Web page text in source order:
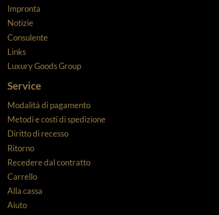
Impronta
Notizie
Consulente
Links
Luxury Goods Group
Service
Modalità di pagamento
Metodi e costi di spedizione
Diritto di recesso
Ritorno
Recedere dal contratto
Carrello
Alla cassa
Aiuto